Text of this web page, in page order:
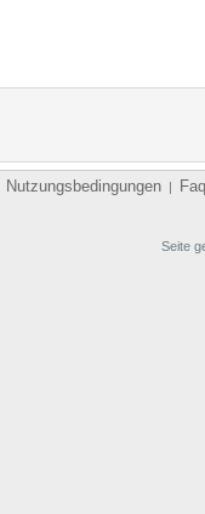
Nutzungsbedingungen | Faq
Seite